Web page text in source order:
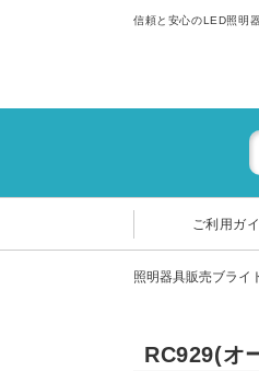
信頼と安心のLED照明
ご利用ガ
照明器具販売ブライ
RC929(オ